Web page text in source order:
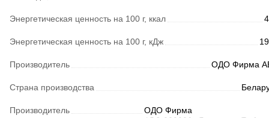
Энергетическая ценность на 100 г, ккал
Энергетическая ценность на 100 г, кДж
Производитель ОДО Фирма
Страна производства
Производитель
ОДО Фирма